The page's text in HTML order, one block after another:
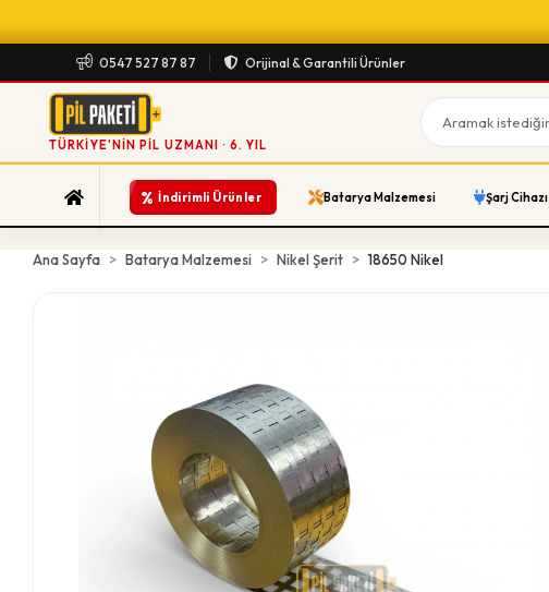
0547 527 87 87 Orijinal & Garantili Ürünler
TÜRKIYE'NIN PIL UZMANI · 6. YIL
% İndirimli Ürünler Batarya Malzemesi Şarj Cihazı
Ana Sayfa Batarya Malzemesi Nikel Şerit 18650 Nikel